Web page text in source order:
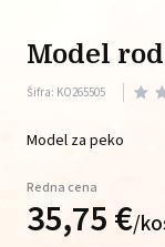
model
Šifra: KO265505
Model za peko
Redna cena
35,75€/